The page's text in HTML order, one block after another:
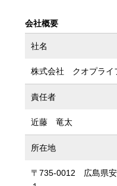
会社概要
社名
株式会社 クオプライ
責任者
近藤 竜太
所在地
〒735-0012 広島県安